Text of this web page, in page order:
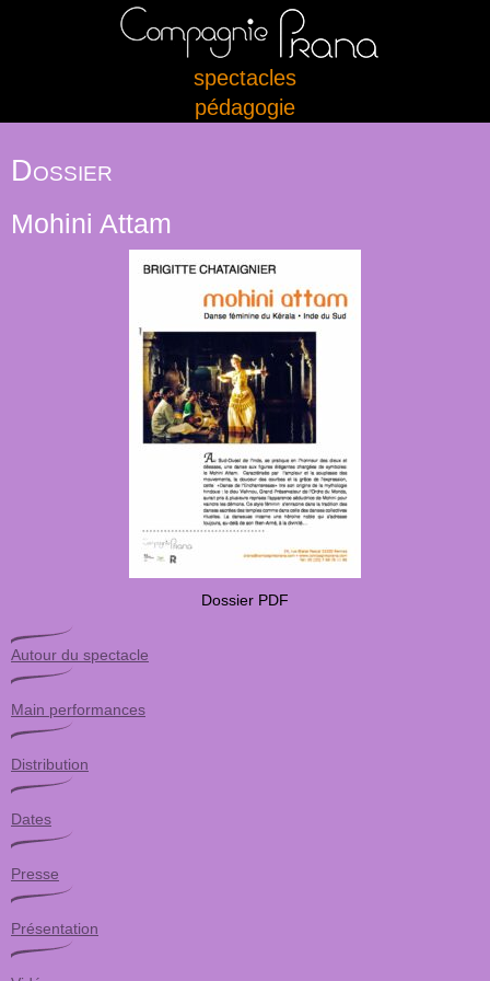
spectacles
pédagogie
Dossier
Mohini Attam
Dossier PDF
Autour du spectacle
Main performances
Distribution
Dates
Presse
Présentation